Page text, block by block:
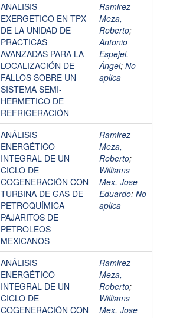
ANALISIS
EXERGETICO EN TPX
DE LA UNIDAD DE
PRACTICAS
AVANZADAS PARA LA
LOCALIZACIÓN DE
FALLOS SOBRE UN
SISTEMA SEMI-
HERMETICO DE
REFRIGERACIÓN
Ramirez
Meza,
Roberto;
Antonio
Espejel,
Ángel; No
aplica
ANÁLISIS
ENERGÉTICO
INTEGRAL DE UN
CICLO DE
COGENERACIÓN CON
TURBINA DE GAS DE
PETROQUÍMICA
PAJARITOS DE
PETROLEOS
MEXICANOS
Ramirez
Meza,
Roberto;
Williams
Mex, Jose
Eduardo; No
aplica
ANÁLISIS
ENERGÉTICO
INTEGRAL DE UN
CICLO DE
COGENERACIÓN CON
Ramirez
Meza,
Roberto;
Williams
Mex, Jose